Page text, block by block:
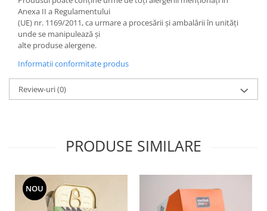
Anexa II a Regulamentului
(UE) nr. 1169/2011, ca urmare a procesării și ambalării în unități
unde se manipulează și
alte produse alergene.
Informatii conformitate produs
Review-uri(0)
PRODUSE SIMILARE
NOU